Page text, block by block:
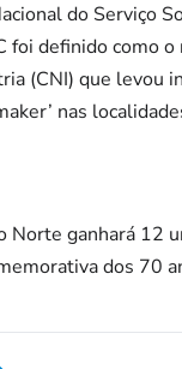
do Serviço
foi definido como
(CNI) que
nas
ganhará 12
dos 70